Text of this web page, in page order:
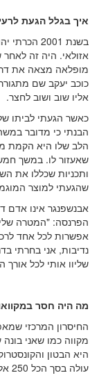
איך בגלל הגעת
בשנת
אזולאי. היה זה
מופלאה מצאה את
כוכב יעקב שם
אליו שוב ושוב לחצר.
כאשר הגעתי לביתו
הבנתי כי מדובר
הלב שלו היא הקמת
שאעזור לו. במשך
ותכניות שכללו את
שהגעתי למוצר
אבנשפנגר אינו אדם
הפרנסה: "המטרה
אפשרות לכל אחד
נדיבות, אני בחרתי
שליוו אותי לכל
מה היה חסר
החיסרון המרכזי
מקווה כמו שאני
היא הבטון
עולה בסך הכל 250 אלף שקלים, זוהי מהפכה.